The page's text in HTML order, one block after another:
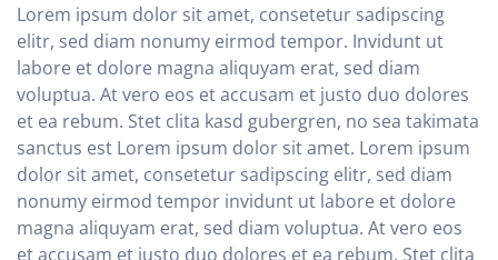
Lorem ipsum dolor sit amet, consetetur sadipscing
elitr, sed diam nonumy eirmod tempor. Invidunt ut
labore et dolore magna aliquyam erat, sed diam
voluptua. At vero eos et accusam et justo duo dolores
et ea rebum. Stet clita kasd gubergren, no sea takimata
sanctus est Lorem ipsum dolor sit amet. Lorem ipsum
dolor sit amet, consetetur sadipscing elitr, sed diam
nonumy eirmod tempor invidunt ut labore et dolore
magna aliquyam erat, sed diam voluptua. At vero eos
et accusam et justo duo dolores et ea rebum. Stet clita